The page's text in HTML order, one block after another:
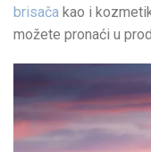
brisača kao i
možete pronaći u